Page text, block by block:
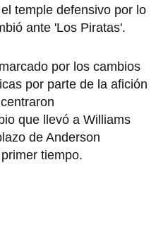
temple defensivo por lo
ante 'Los Piratas'.
por los cambios
por parte de la afición
que llevó a Williams
de Anderson
tiempo.